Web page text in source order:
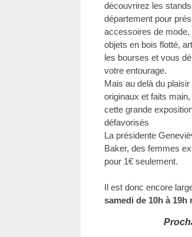
découvrirez les
département pour
accessoires de
objets en bois flotté,
les bourses et vous
votre entourage.
Mais au delà du
originaux et faits
cette grande
défavorisés
La présidente
Baker, des femmes
pour 1€ seulement.
Il est donc encore
samedi de 10h à 19h